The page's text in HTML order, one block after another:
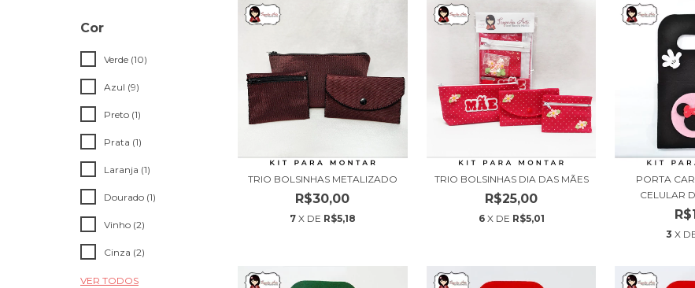
Cor
Verde (10)
Azul (9)
Preto (1)
Prata (1)
Laranja (1)
Dourado (1)
Vinho (2)
Cinza (2)
VER TODOS
TRIO BOLSINHAS METALIZADO
R$30,00
7 X DE R$5,18
TRIO BOLSINHAS DIA DAS MÃES
R$25,00
6 X DE R$5,01
PORTA
CELULAR
3 X